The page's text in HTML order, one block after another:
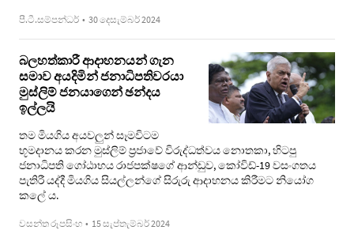
පී.ටී.සම්පන්ධර් • 30 දෙසැම්බර් 2024
බලහත්කාරී ආදාහනයන් ගැන
සමාව අයදිමින් ජනාධිපතිවරයා
මුස්ලිම් ජනයාගෙන් ඡන්දය
ඉල්ලයි
තම මියගිය අයවලුන් සෑමවිටම
භූමදානය කරන මුස්ලිම් ප්‍රජාවේ විරුද්ධත්වය නොතකා, හිටපු
ජනාධිපති ගෝඨාභය රාජපක්ෂගේ ආන්ඩුව, කෝවිඩ්-19 වසංගතය
පැතිරී යද්දී මියගිය සියල්ලන්ගේ සිරුරු ආදාහනය කිරීමට නියෝග
කලේ ය.
වසන්ත රූපසිංහ • 15 සැප්තැම්බර් 2024